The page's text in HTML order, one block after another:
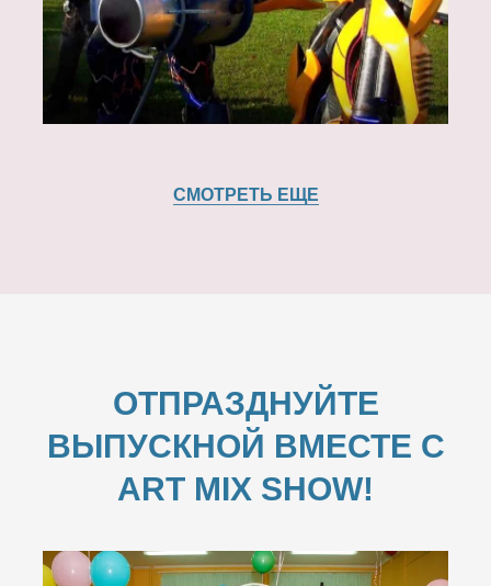
СМОТРЕТЬ ЕЩЕ
ОТПРАЗДНУЙТЕ
ВЫПУСКНОЙ ВМЕСТЕ С
ART MIX SHOW!